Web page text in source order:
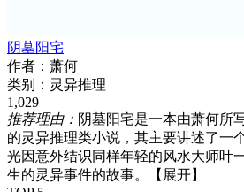
阴墓阳宅
作者： 萧何
类别： 灵异推理
1,029
推荐理由： 阴墓阳宅是一本由萧何所
的灵异推理类小说，其主要讲述了一
光因意外结识同样年轻的风水大师叶
生的灵异事件的故事。
【展开】